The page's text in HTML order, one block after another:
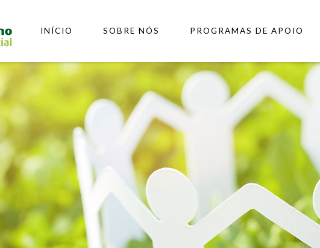
INÍCIO SOBRE NÓS PROGRAMAS DE APOIO